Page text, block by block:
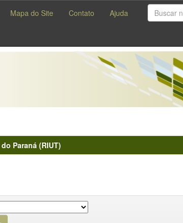
Mapa do Site Contato Ajuda
Paraná (RIUT)